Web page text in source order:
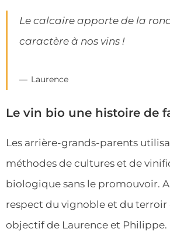
Le calcaire apporte de la
caractère à nos vins !
Laurence
Le vin bio une histoire de
Les arrière-grands-parents
méthodes de cultures et de
biologique sans le promouvoir.
respect du vignoble et du terroir
objectif de Laurence et Philippe.